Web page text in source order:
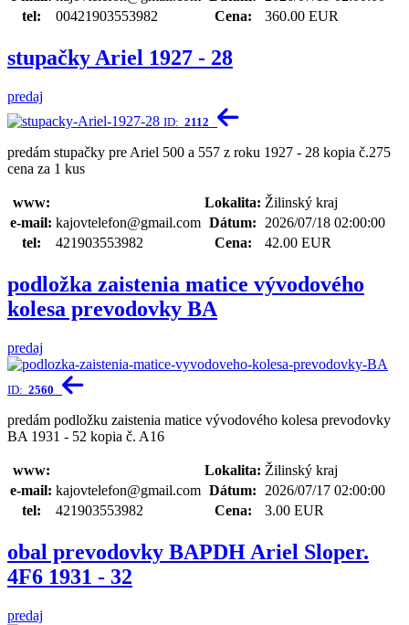
tel:
00421903553982 Cena: 360.00 EUR
stupačky Ariel 1927 - 28
predaj
ID: 2112
predám stupačky pre Ariel 500 a 557 z roku 1927 - 28 kopia č.275
cena za 1 kus
www: Lokalita: Žilinský kraj
e-mail: kajovtelefon@gmail.com Dátum:
2026/07/18 02:00:00
tel:
421903553982 Cena: 42.00 EUR
podložka zaistenia matice vývodového
kolesa prevodovky BA
predaj
ID: 2560
predám podložku zaistenia matice vývodového kolesa prevodovky
BA 1931 - 52 kopia č. A16
www: Lokalita: Žilinský kraj
e-mail: kajovtelefon@gmail.com Dátum:
2026/07/17 02:00:00
tel:
421903553982 Cena: 3.00 EUR
obal prevodovky BAPDH Ariel Sloper.
4F6 1931 - 32
predaj